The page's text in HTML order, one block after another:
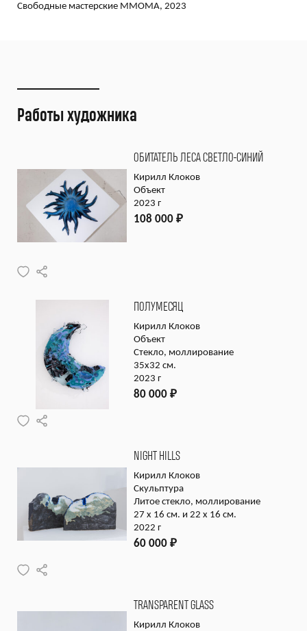
Свободные мастерские ММОМА, 2023
Работы художника
ОБИТАТЕЛЬ ЛЕСА СВЕТЛО-СИНИЙ
Кирилл Клоков
Объект
2023 г
108 000 ₽
ПОЛУМЕСЯЦ
Кирилл Клоков
Объект
Стекло, моллирование
35х32 см.
2023 г
80 000 ₽
NIGHT HILLS
Кирилл Клоков
Скульптура
Литое стекло, моллирование
27 x 16 см. и 22 x 16 см.
2022 г
60 000 ₽
TRANSPARENT GLASS
Кирилл Клоков